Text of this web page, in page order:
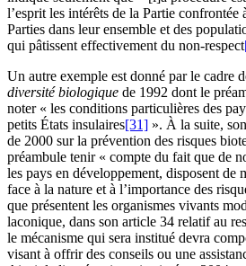
l’esprit les intérêts de la Partie confrontée
Parties dans leur ensemble et des
qui pâtissent effectivement du non-respect
Un autre exemple est donné par le cadre
diversité biologique de 1992 dont le
noter « les conditions particulières des
petits États insulaires[31] ». À la suite,
de 2000 sur la prévention des risques
préambule tenir « compte du fait que de
les pays en développement, disposent de
face à la nature et à l’importance des
que présentent les organismes vivants
laconique, dans son article 34 relatif au
le mécanisme qui sera institué devra
visant à offrir des conseils ou une